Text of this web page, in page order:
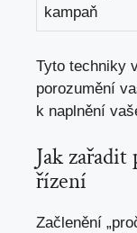
kampaň
Tyto techniky
porozumění
k naplnění
Jak
řízení
Začlenění